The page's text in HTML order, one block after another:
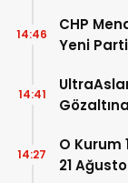
CHP
Yeni
14:46
14:41
O Kurum
21
14:27